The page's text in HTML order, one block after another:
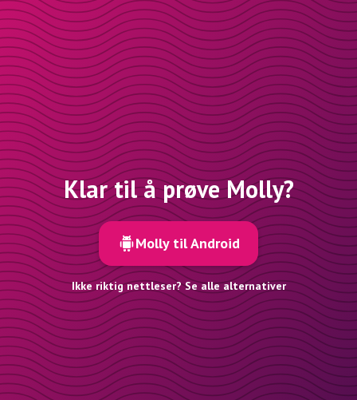
Klar til å prøve Molly?
Molly til Android
Ikke riktig nettleser? Se alle alternativer